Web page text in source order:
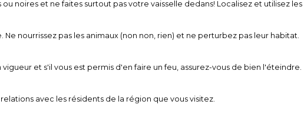
ou noires et ne faites surtout pas votre vaisselle dedans! Localisez et utilisez
Ne nourrissez pas les animaux (non non, rien) et ne perturbez pas leur habitat.
et s'il vous est permis d'en faire un feu, assurez-vous de bien l'éteindre.
avec les résidents de la région que vous visitez.